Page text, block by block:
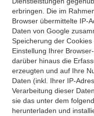
erbringen. Die im
Browser übermittelte IP-
Daten von Google
Speicherung der
Einstellung Ihrer
darüber hinaus die
erzeugten und auf Ihre
Daten (inkl. Ihrer IP-
Verarbeitung dieser
sie das unter dem
herunterladen und